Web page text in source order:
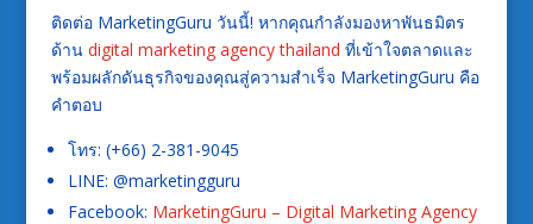
ติดต่อ MarketingGuru วันนี้! หากคุณกำลังมองหาพันธมิตร
ด้าน digital marketing agency thailand ที่เข้าใจตลาดและ
พร้อมผลักดันธุรกิจของคุณสู่ความสำเร็จ MarketingGuru คือ
คำตอบ
โทร: (+66) 2-381-9045
LINE: @marketingguru
Facebook: MarketingGuru – Digital Marketing Agency